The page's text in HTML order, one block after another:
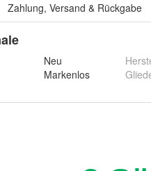
Zahlung, Versand & Rückgabe
Neu
Markenlos